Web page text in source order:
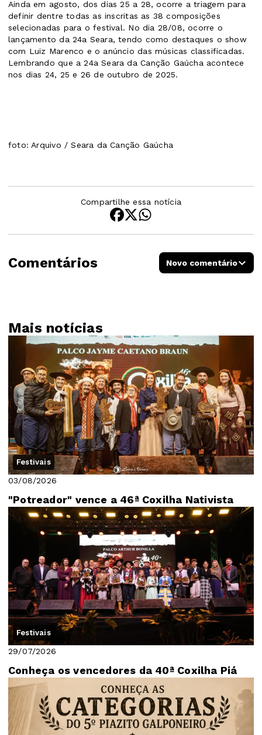
Ainda em agosto, dos dias 25 a 28, ocorre a triagem para
definir dentre todas as inscritas as 38 composições
selecionadas para o festival. No dia 28/08, ocorre o
lançamento da 24a Seara, tendo como destaques o show
com Luiz Marenco e o anúncio das músicas classificadas.
Lembrando que a 24a Seara da Canção Gaúcha acontece
nos dias 24, 25 e 26 de outubro de 2025.
foto: Arquivo / Seara da Canção Gaúcha
Compartilhe essa notícia
Comentários Novo comentário
Mais notícias
Festivais
03/08/2026
"Potreador" vence a 46ª Coxilha Nativista
Festivais
29/07/2026
Conheça os vencedores da 40ª Coxilha Piá